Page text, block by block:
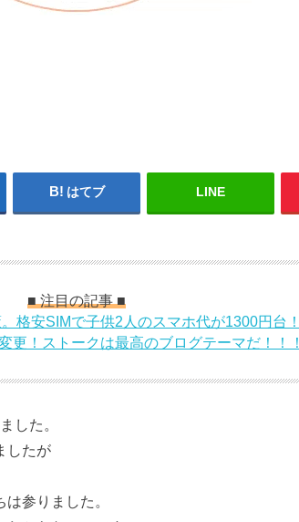
はてブ LINE
■ 注目の記事 ■
格安SIMで子供2人のスマホ代が1300円台！
更！ストークは最高のブログテーマだ！！！
した。
したが
参りました。